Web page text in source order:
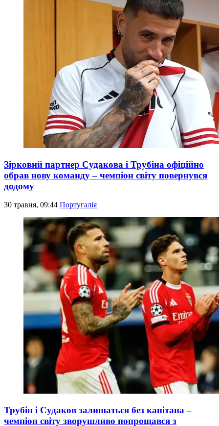
Зірковий партнер Судакова і Трубіна офіційно
обрав нову команду – чемпіон світу повернувся
додому
30 травня, 09:44 Португалія
Трубін і Судаков залишаться без капітана –
чемпіон світу зворушливо попрощався з